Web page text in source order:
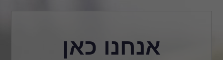
אנחנו כאן